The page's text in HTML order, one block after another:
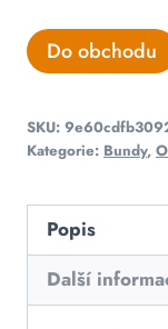
Do obchodu
SKU:
Kategorie: Bundy,
Popis
Další